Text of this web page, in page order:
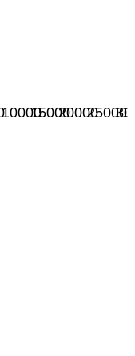
10000150002000025000